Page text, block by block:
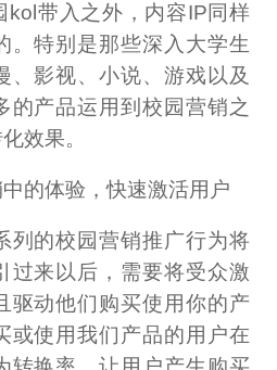
kol带入之外，内容IP同样
。特别是那些深入大学生
、影视、小说、游戏以及
的产品运用到校园营销之
效果。
的体验，快速激活用户
列的校园营销推广行为将
过来以后，需要将受众激
驱动他们购买使用你的产
或使用我们产品的用户在